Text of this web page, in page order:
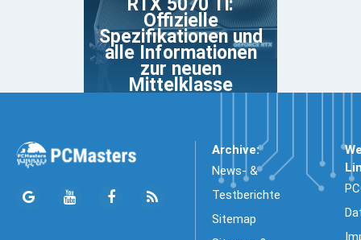
Offizielle
Spezifikationen und
alle Informationen
zur neuen
Mittelklasse
Archive:
News- &
Testberichte
Sitemap